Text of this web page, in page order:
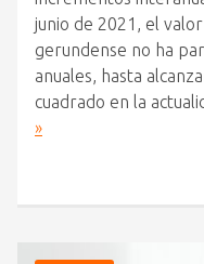
junio de 2021, el
gerundense no ha
anuales, hasta
cuadrado en la
»